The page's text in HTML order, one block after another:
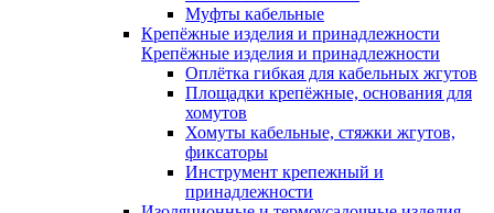
Муфты кабельные
Крепёжные изделия и принадлежности
Крепёжные изделия и принадлежности
Оплётка гибкая для кабельных жгутов
Площадки крепёжные, основания для
хомутов
Хомуты кабельные, стяжки жгутов,
фиксаторы
Инструмент крепежный и
принадлежности